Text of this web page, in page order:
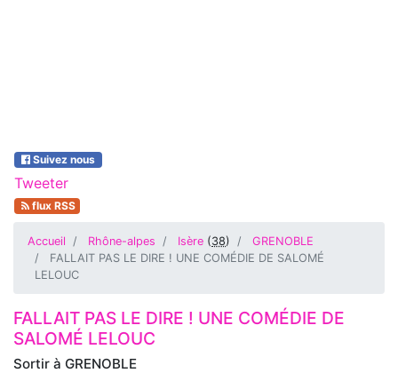
Suivez nous
Tweeter
flux RSS
Accueil Rhône-alpes Isère (38)
GRENOBLE
FALLAIT PAS LE DIRE ! UNE COMÉDIE DE SALOMÉ
LELOUC
Sortir à GRENOBLE
FALLAIT PAS LE DIRE ! UNE COMÉDIE DE
SALOMÉ LELOUC